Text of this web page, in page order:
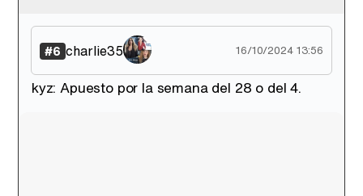
#6 charlie35 16/10/2024 13:56
kyz: Apuesto por la semana del 28 o del 4.